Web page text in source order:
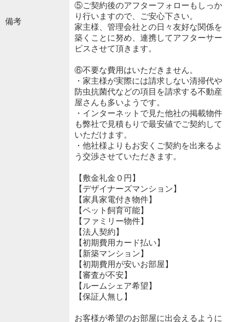
備考
⑤ご契約後のアフターフォローもしっか
り行いますので、ご安心下さい。
家主様、管理会社との日々友好な関係を
築くことに努め、連携してアフターサー
ビスさせて頂きます。
⑥不要な費用はいただきません。
・家主様が実際には請求しない清掃代や
防虫抗菌代などの項目を請求する不動産
屋さんも多いようです。
・インターネットで見た他社の掲載物件
も弊社で見積もりで最安値でご契約して
いただけます。
・他社様よりもお安くご契約を出来るよ
う交渉させていただきます。
【敷金礼金０円】
【デザイナーズマンション】
【家具家電付き物件】
【ペット飼育可能】
【ファミリー物件】
【法人契約】
【初期費用カード払い】
【新築マンション】
【初期費用が安いお部屋】
【審査が不安】
【ルームシェア希望】
【保証人無し】
お客様が希望のお部屋に出会えるように